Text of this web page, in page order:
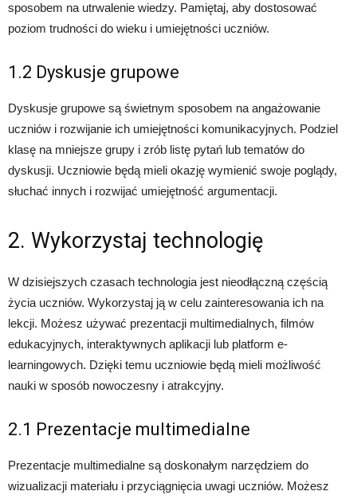
sposobem na utrwalenie wiedzy. Pamiętaj, aby dostosować
poziom trudności do wieku i umiejętności uczniów.
1.2 Dyskusje grupowe
Dyskusje grupowe są świetnym sposobem na angażowanie
uczniów i rozwijanie ich umiejętności komunikacyjnych. Podziel
klasę na mniejsze grupy i zrób listę pytań lub tematów do
dyskusji. Uczniowie będą mieli okazję wymienić swoje poglądy,
słuchać innych i rozwijać umiejętność argumentacji.
2. Wykorzystaj technologię
W dzisiejszych czasach technologia jest nieodłączną częścią
życia uczniów. Wykorzystaj ją w celu zainteresowania ich na
lekcji. Możesz używać prezentacji multimedialnych, filmów
edukacyjnych, interaktywnych aplikacji lub platform e-
learningowych. Dzięki temu uczniowie będą mieli możliwość
nauki w sposób nowoczesny i atrakcyjny.
2.1 Prezentacje multimedialne
Prezentacje multimedialne są doskonałym narzędziem do
wizualizacji materiału i przyciągnięcia uwagi uczniów. Możesz